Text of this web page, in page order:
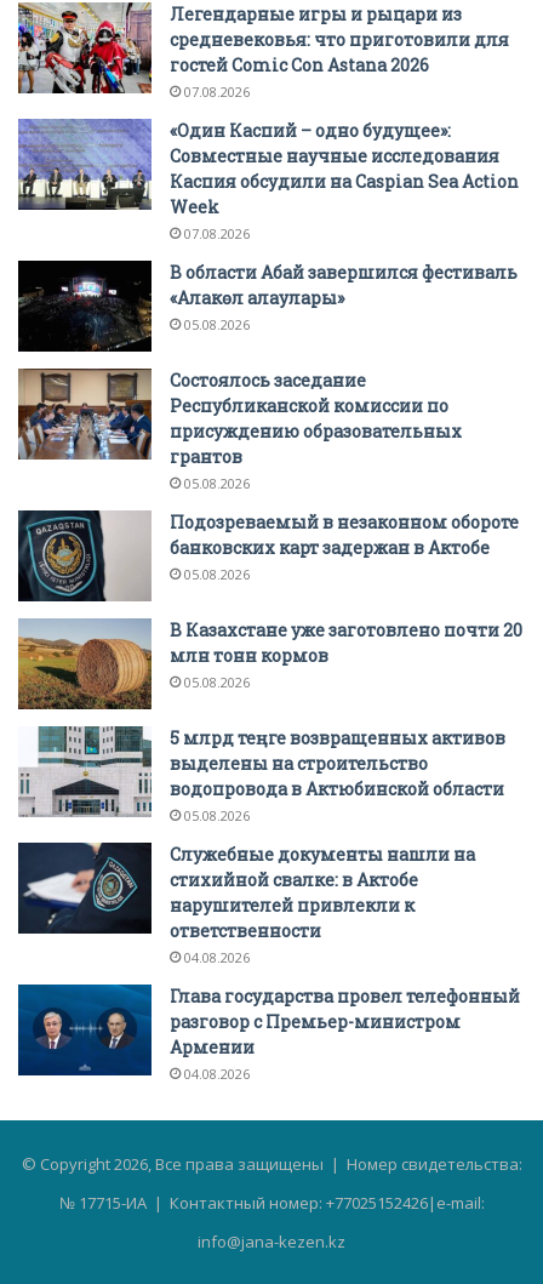
Легендарные игры и рыцари из
средневековья: что приготовили для
гостей Comic Con Astana 2026
07.08.2026
«Один Каспий – одно будущее»:
Совместные научные исследования
Каспия обсудили на Caspian Sea Action
Week
07.08.2026
В области Абай завершился фестиваль
«Алакөл алаулары»
05.08.2026
Состоялось заседание
Республиканской комиссии по
присуждению образовательных
грантов
05.08.2026
Подозреваемый в незаконном обороте
банковских карт задержан в Актобе
05.08.2026
В Казахстане уже заготовлено почти 20
млн тонн кормов
05.08.2026
5 млрд теңге возвращенных активов
выделены на строительство
водопровода в Актюбинской области
05.08.2026
Служебные документы нашли на
стихийной свалке: в Актобе
нарушителей привлекли к
ответственности
04.08.2026
Глава государства провел телефонный
разговор с Премьер-министром
Армении
04.08.2026
© Copyright 2026, Все права защищены | Номер свидетельства:
№ 17715-ИА | Контактный номер: +77025152426|e-mail:
info@jana-kezen.kz